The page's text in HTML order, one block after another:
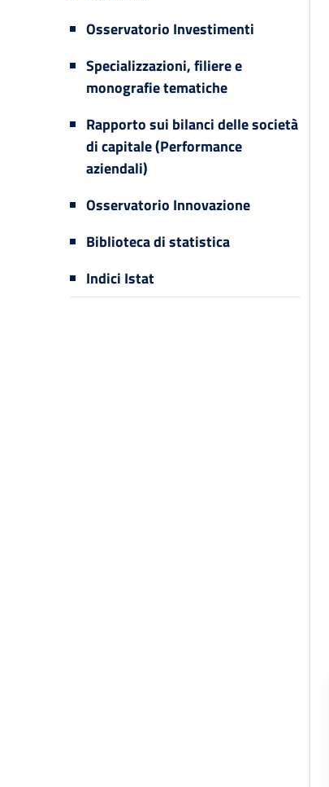
Osservatorio Investimenti
Specializzazioni, filiere e
monografie tematiche
Rapporto sui bilanci delle società
di capitale (Performance
aziendali)
Osservatorio Innovazione
Biblioteca di statistica
Indici Istat